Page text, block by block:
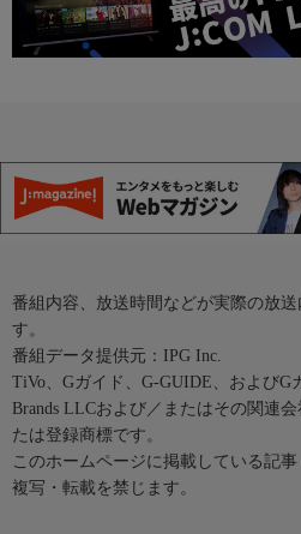
番組内容、放送時間などが実際の放
す。
番組データ提供元：IPG Inc.
TiVo、Gガイド、G-GUIDE、およびG
Brands LLCおよび／またはその関連
たは登録商標です。
このホームページに掲載している記
複写・転載を禁じます。